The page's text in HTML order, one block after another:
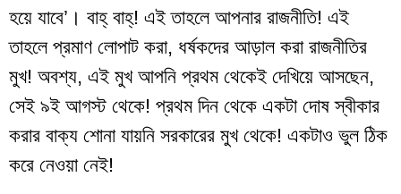
হয়ে যাবে’। বাহ্ বাহ্! এই তাহলে আপনার রাজনীতি! এই
তাহলে প্রমাণ লোপাট করা, ধর্ষকদের আড়াল করা রাজনীতির
মুখ! অবশ্য, এই মুখ আপনি প্রথম থেকেই দেখিয়ে আসছেন,
সেই ৯ই আগস্ট থেকে! প্রথম দিন থেকে একটা দোষ স্বীকার
করার বাক্য শোনা যায়নি সরকারের মুখ থেকে! একটাও ভুল ঠিক
করে নেওয়া নেই!